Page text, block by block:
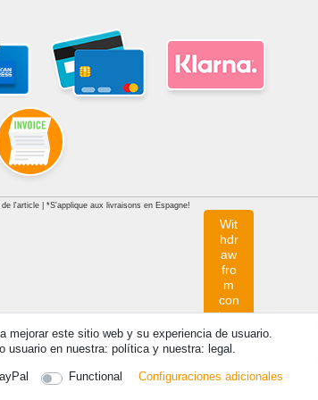
l'article | *S'applique aux livraisons en Espagne!
mejorar este sitio web y su experiencia de usuario.
usuario en nuestra: política y nuestra: legal.
Functional Configuraciones adicionales
Wit
hdr
aw
fro
m
con
trac
t
her